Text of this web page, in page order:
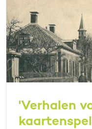
'Verhalen
kaartenspel